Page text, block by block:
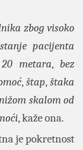
zbog visoko
pacijenta
metara, bez
,štap,štaka
skalom od
, kaže ona.
je pokretnost